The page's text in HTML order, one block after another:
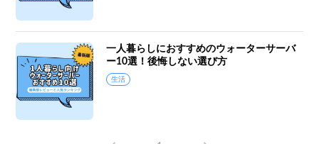
一人暮らしにおすすめのウォーターサーバ
ー10選！後悔しない選び方
生活